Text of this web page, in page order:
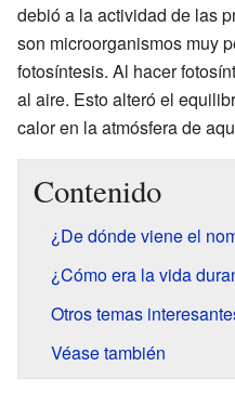
debió a la actividad de las
son microorganismos muy
fotosíntesis. Al hacer
al aire. Esto alteró el
calor en la atmósfera de
Contenido
¿De dónde viene el
¿Cómo era la vida
Otros temas
Véase también